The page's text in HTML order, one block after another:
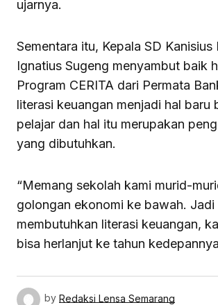
ujarnya.
Sementara itu, Kepala SD Kanisius
Ignatius Sugeng menyambut baik
Program CERITA dari Permata
literasi keuangan menjadi hal baru
pelajar dan hal itu merupakan
yang dibutuhkan.
“Memang sekolah kami murid-
golongan ekonomi ke bawah. Jadi
membutuhkan literasi keuangan,
bisa herlanjut ke tahun
by Redaksi Lensa Semarang